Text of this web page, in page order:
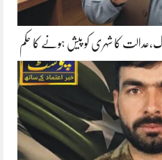
کا شہری کو پیش ہونے کا حکم